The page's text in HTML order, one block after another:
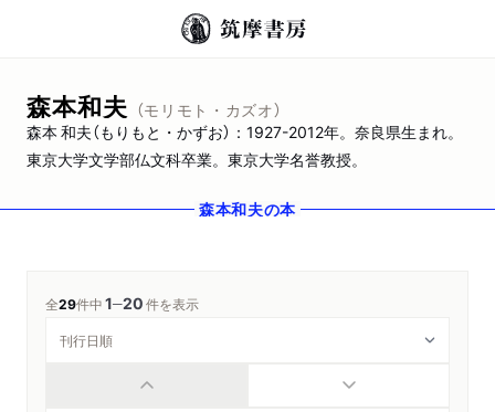
森本和夫 （モリモト・カズオ）
森本 和夫（もりもと・かずお）：1927-2012年。奈良県生まれ。
東京大学文学部仏文科卒業。東京大学名誉教授。
森本和夫の本
全29件中1─20件を表示